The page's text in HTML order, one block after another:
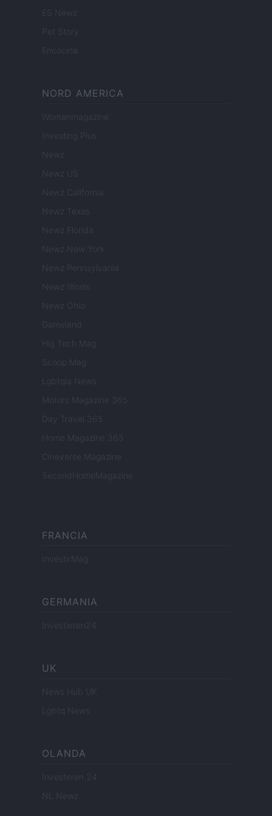
ES Newz
Encocina
NORD AMERICA
Womanmagazine
Investing Plus
Newz
Newz US
Newz California
Newz Texas
Newz Florida
Newz New York
Newz Pennsylvania
Newz Illinois
Newz Ohio
Gameland
Hig Tech Mag
Scoop Mag
Lgbtqia News
Motors Magazine 365
Day Travel 365
Home Magazine 365
Cineverse Magazine
SecondHomeMagazine
FRANCIA
InvestirMag
GERMANIA
Investieren24
UK
News Hub UK
Lgbtq News
OLANDA
Investeren 24
NL Newz